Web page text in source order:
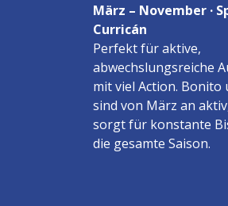
März – November ·
Curricán
Perfekt für aktive,
abwechslungsreiche
mit viel Action. Bonito
sind von März an
sorgt für konstante
die gesamte Saison.